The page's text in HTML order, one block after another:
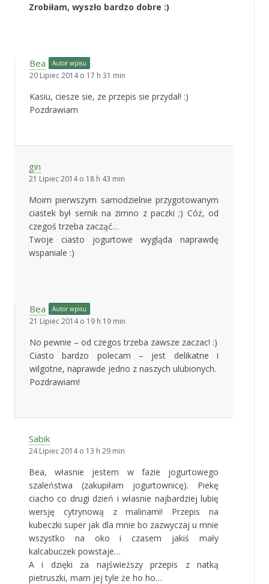
Zrobiłam, wyszło bardzo dobre :)
Bea Autor wpisu
20 Lipiec 2014 o 17 h 31 min
Kasiu, ciesze sie, ze przepis sie przydal! :)
Pozdrawiam
gin
21 Lipiec 2014 o 18 h 43 min
Moim pierwszym samodzielnie przygotowanym
ciastek był sernik na zimno z paczki ;) Cóż, od
czegoś trzeba zacząć…
Twoje ciasto jogurtowe wygląda naprawdę
wspaniale :)
Bea Autor wpisu
21 Lipiec 2014 o 19 h 19 min
No pewnie – od czegos trzeba zawsze zaczac! :)
Ciasto bardzo polecam – jest delikatne i
wilgotne, naprawde jedno z naszych ulubionych.
Pozdrawiam!
Sabik
24 Lipiec 2014 o 13 h 29 min
Bea, własnie jestem w fazie jogurtowego
szaleństwa (zakupiłam jogurtownicę). Piekę
ciacho co drugi dzień i własnie najbardziej lubię
wersję cytrynową z malinami! Przepis na
kubeczki super jak dla mnie bo zazwyczaj u mnie
wszystko na oko i czasem jakiś mały
kalcabuczek powstaje…
A i dzięki za najświeższy przepis z natką
pietruszki, mam jej tyle że ho ho…